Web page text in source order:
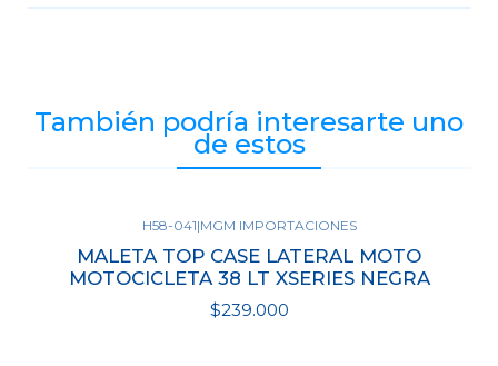
También podría interesarte uno
de estos
H58-041|MGM IMPORTACIONES
MALETA TOP CASE LATERAL MOTO
MOTOCICLETA 38 LT XSERIES NEGRA
$239.000